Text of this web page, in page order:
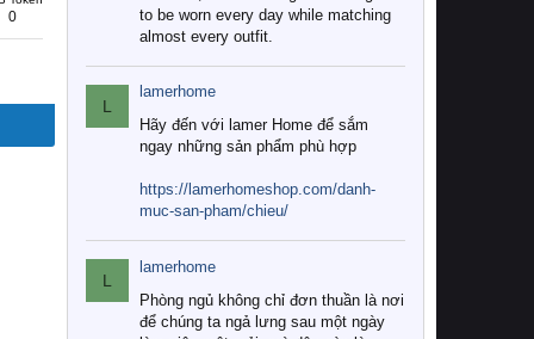
0
to be worn every day while matching
almost every outfit.
L
lamerhome
Hãy đến với lamer Home để sắm
ngay những sản phẩm phù hợp
https://lamerhomeshop.com/danh-
muc-san-pham/chieu/
L
lamerhome
Phòng ngủ không chỉ đơn thuần là nơi
để chúng ta ngả lưng sau một ngày